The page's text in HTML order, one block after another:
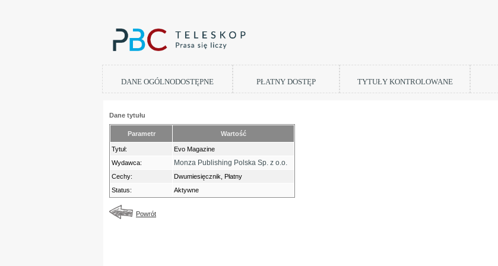
DANE OGÓLNODOSTĘPNE PŁATNY DOSTĘP TYTUŁY KONTROLOWANE
Dane tytułu
Parametr Wartość
Tytuł:
Evo Magazine
Wydawca:
Monza Publishing Polska Sp. z o.o.
Cechy:
Dwumiesięcznik, Płatny
Status:
Aktywne
Powrót